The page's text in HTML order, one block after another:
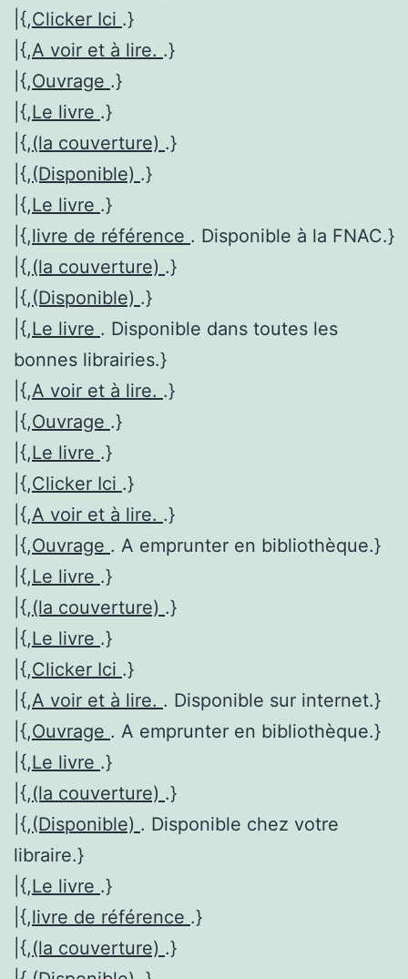
|{,Clicker Ici .}
|{,A voir et à lire. .}
|{,Ouvrage .}
|{,Le livre .}
|{,(la couverture) .}
|{,(Disponible) .}
|{,Le livre .}
|{,livre de référence . Disponible à la FNAC.}
|{,(la couverture) .}
|{,(Disponible) .}
|{,Le livre . Disponible dans toutes les
bonnes librairies.}
|{,A voir et à lire. .}
|{,Ouvrage .}
|{,Le livre .}
|{,Clicker Ici .}
|{,A voir et à lire. .}
|{,Ouvrage . A emprunter en bibliothèque.}
|{,Le livre .}
|{,(la couverture) .}
|{,Le livre .}
|{,Clicker Ici .}
|{,A voir et à lire. . Disponible sur internet.}
|{,Ouvrage . A emprunter en bibliothèque.}
|{,Le livre .}
|{,(la couverture) .}
|{,(Disponible) . Disponible chez votre
libraire.}
|{,Le livre .}
|{,livre de référence .}
|{,(la couverture) .}